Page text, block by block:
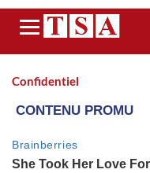
Menu
Confidentiel